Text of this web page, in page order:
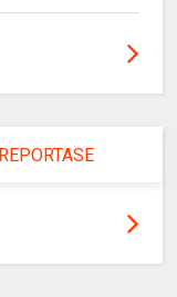
REPORTASE